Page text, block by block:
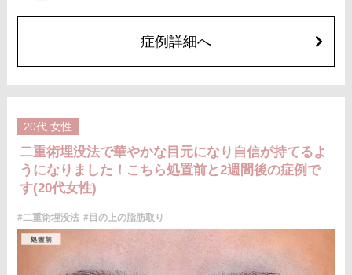
アドバンス 2箇所217,800円(税込)～6箇所349,800円(税込)
アペックス シングル437,800円(税込)～ダブル657,800円(税込)
シークレットアイズシングル712,800円(税込)〜ダブル877,800円(税込)
施術名：目の上の脂肪取り
施術内容：上まぶたを約2mmほど小さく切開し、余分な眼窩脂肪を取り除
開するため、傷跡はほとんど目立ちません。脂肪を適切に除去すること
で、まぶたが軽くなり、目元がすっきりとした印象になります。二重のラ
インもよりくっきりと出やすくなるため、眠たそうな目元や重たいまぶた
にお悩みの方に適した施術です。
施術時間：約15分程
リスク、副作用：腫れ、内出血、疼痛などが術後一時的に生じることがご
ざいます。また、稀に細菌感染症、左右差、肥厚性瘢痕、創部陥凹などが
費用：118,800円(税込)〜173,800円(税込)
オプション：笑気麻酔 3,300円(税込)
症例詳細へ
20代 女性
二重術埋没法で華やかな目元になり自信が持てるよ
うになりました！こちら処置前と2週間後の症例で
す(20代女性)
#二重術埋没法 #目の上の脂肪取り